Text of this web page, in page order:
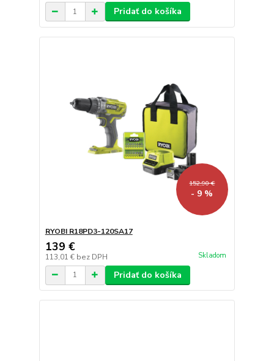
Pridať do košíka
152,90 €
- 9 %
RYOBI R18PD3-120SA17
139 €
113,01 € bez DPH Skladom
Pridať do košíka